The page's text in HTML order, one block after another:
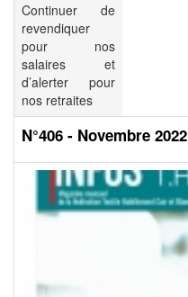
Continuer de
revendiquer
pour nos
salaires et
d’alerter pour
nos retraites
N°406 - Novembre 2022